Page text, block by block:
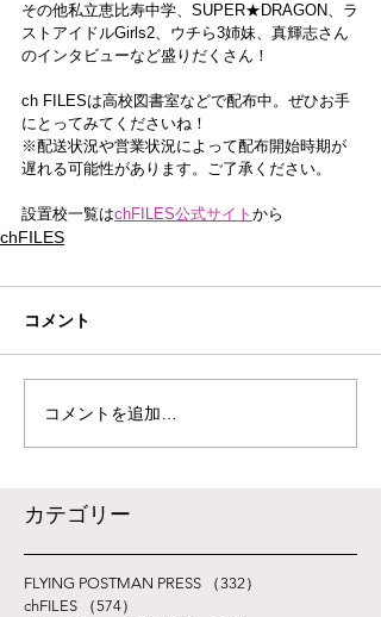
その他私立恵比寿中学、SUPER★DRAGON、ラ
ストアイドルGirls2、ウチら3姉妹、真輝志さん
のインタビューなど盛りだくさん！
ch FILESは高校図書室などで配布中。ぜひお手
にとってみてくださいね！
※配送状況や営業状況によって配布開始時期が
遅れる可能性があります。ご了承ください。
設置校一覧はchFILES公式サイト から
chFILES
コメント
コメントを追加…
​カテゴリー
FLYING POSTMAN PRESS （332）
chFILES
（574）